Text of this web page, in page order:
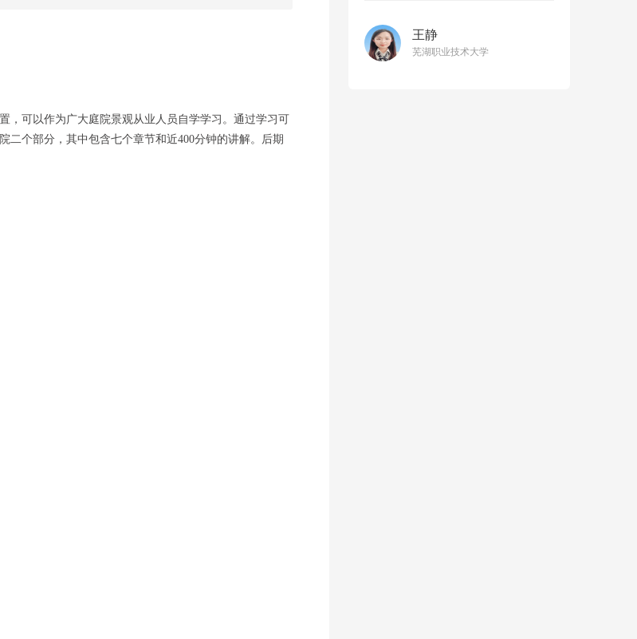
，可以作为广大庭院景观从业人员自学学习。通过学习可
二个部分，其中包含七个章节和近400分钟的讲解。后期
王静
芜湖职业技术大学